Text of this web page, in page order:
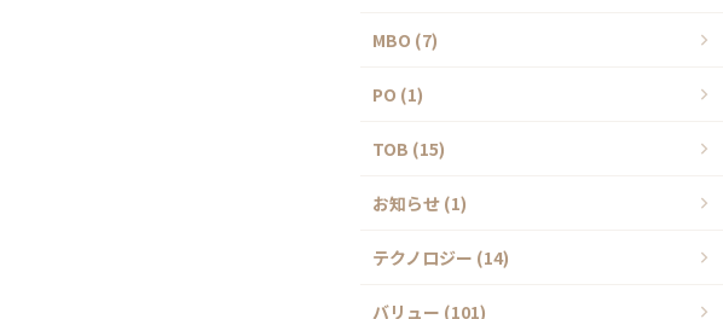
MBO (7)
PO (1)
TOB (15)
お知らせ (1)
テクノロジー (14)
バリュー (101)